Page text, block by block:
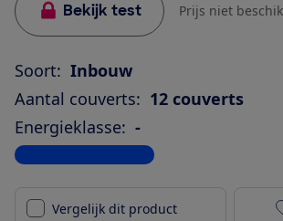
Bekijk test Prijs niet
Soort: Inbouw
Aantal couverts: 12 couverts
Energieklasse: -
Bekijk alle specificaties
Vergelijk dit product